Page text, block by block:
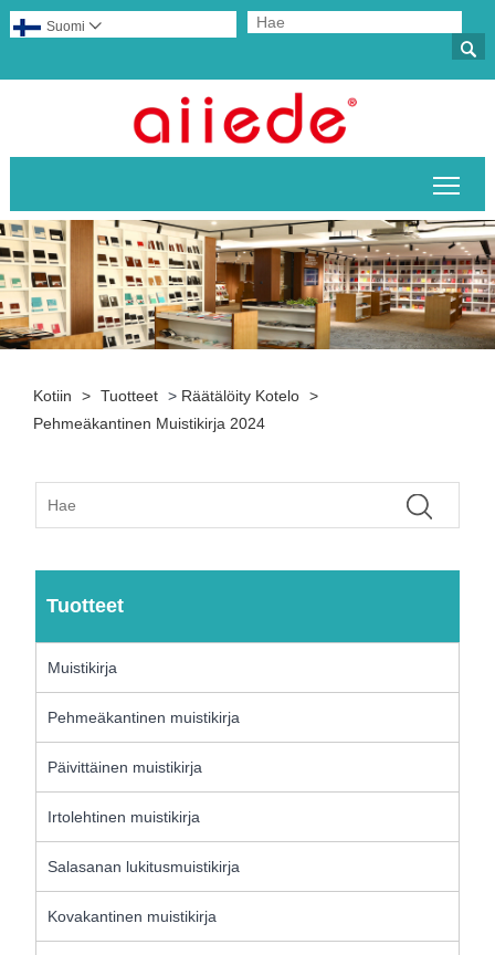

Suomi 
Kotiin > Tuotteet > Räätälöity Kotelo >
Pehmeäkantinen Muistikirja 2024
Tuotteet
Muistikirja
Pehmeäkantinen muistikirja
Päivittäinen muistikirja
Irtolehtinen muistikirja
Salasanan lukitusmuistikirja
Kovakantinen muistikirja